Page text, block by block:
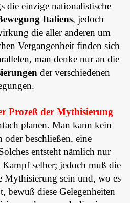
die einzige nationalistische
Italiens, jedoch
die aller anderen um
Vergangenheit finden sich
man denke nur an die
der verschiedenen
Prozeß der Mythisierung
planen. Man kann kein
oder beschließen, eine
entsteht nämlich nur
selber; jedoch muß die
sein und, wo es
bewuß diese Gelegenheiten